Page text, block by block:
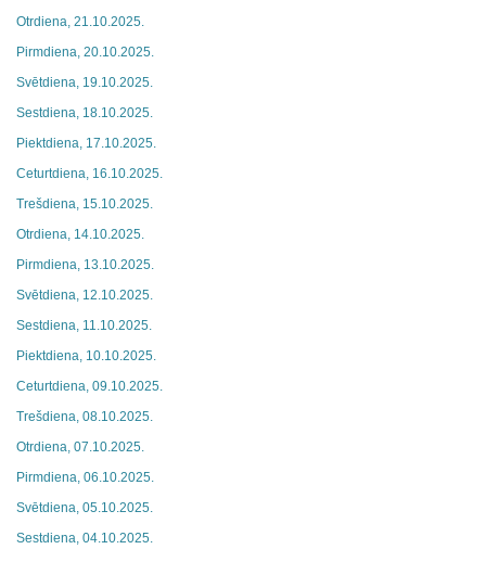
Otrdiena, 21.10.2025.
Pirmdiena, 20.10.2025.
Svētdiena, 19.10.2025.
Sestdiena, 18.10.2025.
Piektdiena, 17.10.2025.
Ceturtdiena, 16.10.2025.
Trešdiena, 15.10.2025.
Otrdiena, 14.10.2025.
Pirmdiena, 13.10.2025.
Svētdiena, 12.10.2025.
Sestdiena, 11.10.2025.
Piektdiena, 10.10.2025.
Ceturtdiena, 09.10.2025.
Trešdiena, 08.10.2025.
Otrdiena, 07.10.2025.
Pirmdiena, 06.10.2025.
Svētdiena, 05.10.2025.
Sestdiena, 04.10.2025.